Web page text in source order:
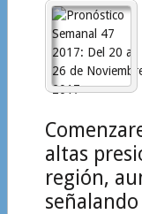
altas
región,